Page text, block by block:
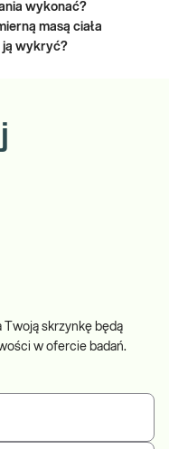
wykonać?
masą ciała
ją wykryć?
Twoją skrzynkę będą
w ofercie badań.